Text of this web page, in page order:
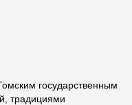
государственным
традициями